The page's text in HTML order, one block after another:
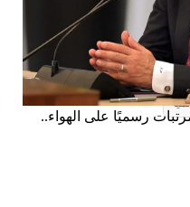
رئيس الوزراء يعلن
رسميًا على الهواء..
زيادة المعاشات
المعاشات